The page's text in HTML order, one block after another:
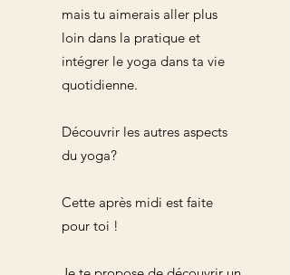
mais tu aimerais aller plus
loin dans la pratique et
intégrer le yoga dans ta vie
quotidienne.
Découvrir les autres aspects
du yoga?
Cette après midi est faite
pour toi !